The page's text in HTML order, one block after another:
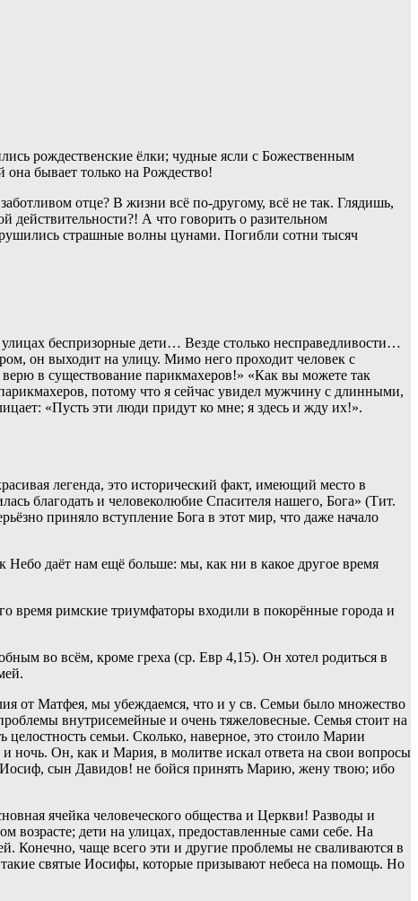
рождественские ёлки; чудные ясли с Божественным
она бывает только на Рождество!
отце? В жизни всё по-другому, всё не так. Глядишь,
действительности?! А что говорить о разительном
страшные волны цунами. Погибли сотни тысяч
беспризорные дети… Везде столько несправедливости…
он выходит на улицу. Мимо него проходит человек с
в существование парикмахеров!» «Как вы можете так
потому что я сейчас увидел мужчину с длинными,
«Пусть эти люди придут ко мне; я здесь и жду их!».
легенда, это исторический факт, имеющий место в
благодать и человеколюбие Спасителя нашего, Бога» (Тит.
приняло вступление Бога в этот мир, что даже начало
Небо даёт нам ещё больше: мы, как ни в какое другое время
римские триумфаторы входили в покорённые города и
во всём, кроме греха (ср. Евр 4,15). Он хотел родиться в
от Матфея, мы убеждаемся, что и у св. Семьи было множество
внутрисемейные и очень тяжеловесные. Семья стоит на
семьи. Сколько, наверное, это стоило Марии
ночь. Он, как и Мария, в молитве искал ответа на свои вопросы
Иосиф, сын Давидов! не бойся принять Марию, жену твою; ибо
ячейка человеческого общества и Церкви! Разводы и
возрасте; дети на улицах, предоставленные сами себе. На
Конечно, чаще всего эти и другие проблемы не сваливаются в
святые Иосифы, которые призывают небеса на помощь. Но